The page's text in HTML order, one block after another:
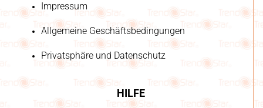
Impressum
Allgemeine Geschäftsbedingungen
Privatsphäre und Datenschutz
HILFE